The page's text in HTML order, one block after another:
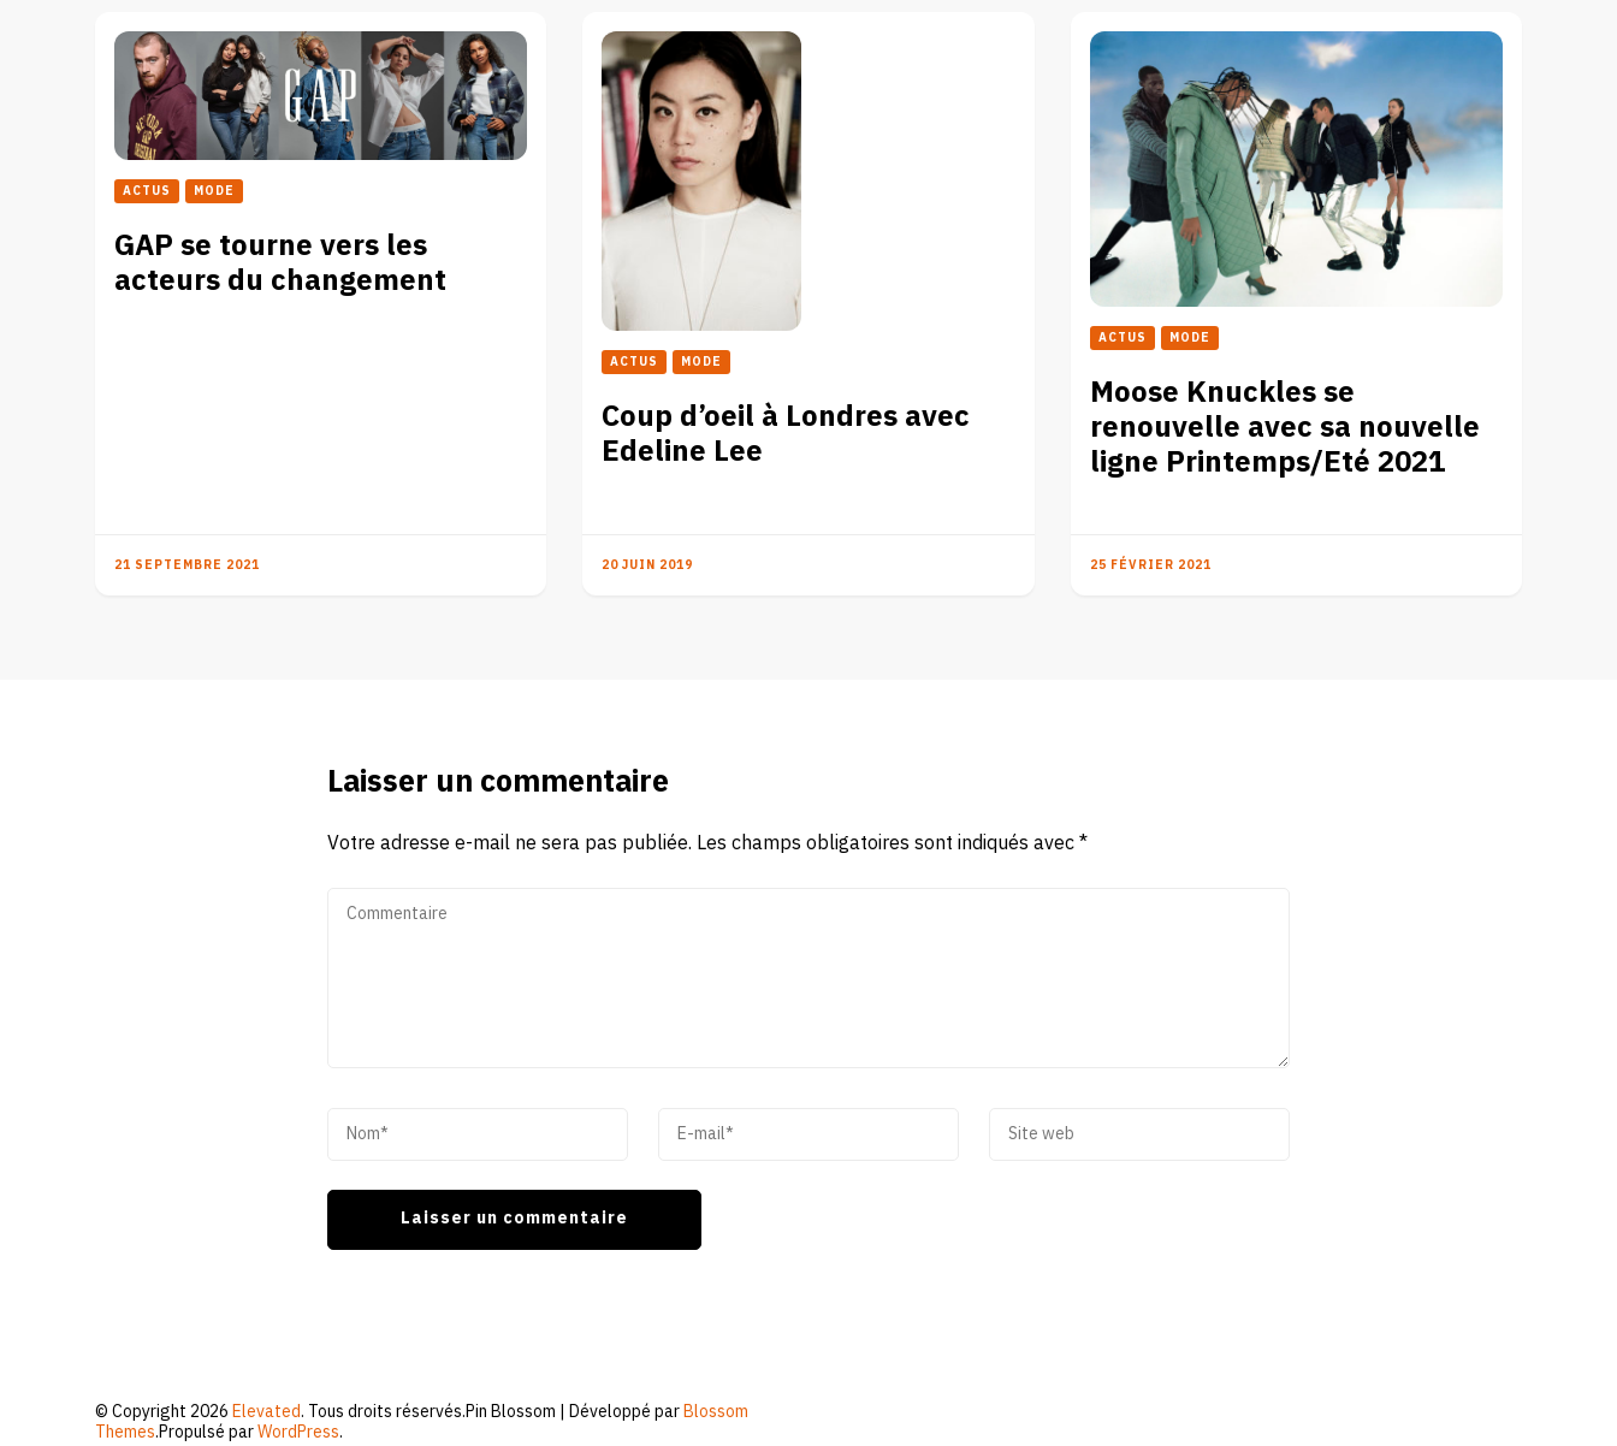
ACTUS MODE
GAP se tourne vers les
acteurs du changement
21 SEPTEMBRE 2021
ACTUS MODE
Coup d’oeil à Londres avec
Edeline Lee
20 JUIN 2019
ACTUS MODE
Moose Knuckles se
renouvelle avec sa nouvelle
ligne Printemps/Eté 2021
25 FÉVRIER 2021
Laisser un commentaire
Votre adresse e-mail ne sera pas publiée. Les champs obligatoires sont indiqués avec*
© Copyright 2026Elevated. Tous droits réservés.Pin Blossom | Développé parBlossom
Themes.Propulsé parWordPress.